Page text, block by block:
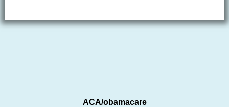
ACA/obamacare